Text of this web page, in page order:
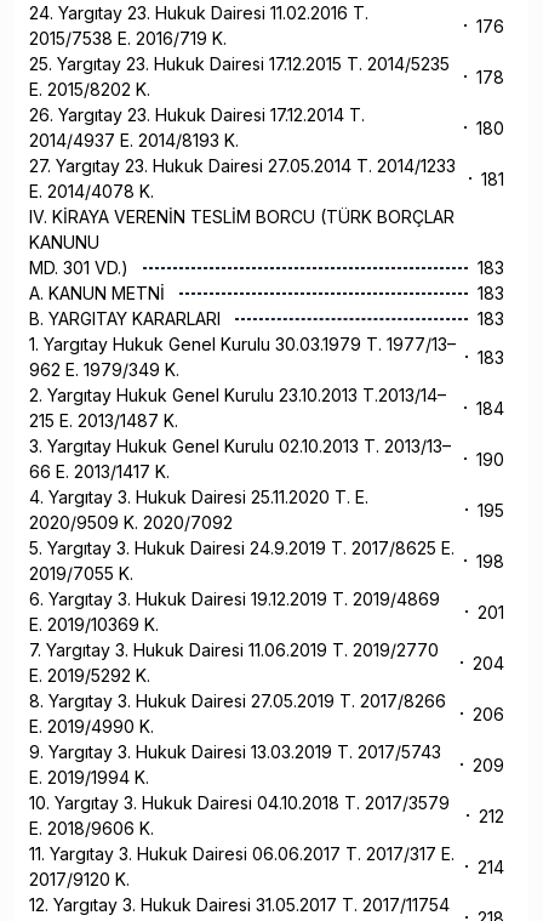
24. Yargıtay 23. Hukuk Dairesi 11.02.2016 T.
2015/7538 E. 2016/719 K.
176
25. Yargıtay 23. Hukuk Dairesi 17.12.2015 T. 2014/5235
E. 2015/8202 K.
178
26. Yargıtay 23. Hukuk Dairesi 17.12.2014 T.
2014/4937 E. 2014/8193 K.
180
27. Yargıtay 23. Hukuk Dairesi 27.05.2014 T. 2014/1233
E. 2014/4078 K.
181
IV. KİRAYA VERENİN TESLİM BORCU (TÜRK BORÇLAR
KANUNU
MD. 301 VD.)
183
A. KANUN METNİ
183
B. YARGITAY KARARLARI
183
1. Yargıtay Hukuk Genel Kurulu 30.03.1979 T. 1977/13–
962 E. 1979/349 K.
183
2. Yargıtay Hukuk Genel Kurulu 23.10.2013 T.2013/14–
215 E. 2013/1487 K.
184
3. Yargıtay Hukuk Genel Kurulu 02.10.2013 T. 2013/13–
66 E. 2013/1417 K.
190
4. Yargıtay 3. Hukuk Dairesi 25.11.2020 T. E.
2020/9509 K. 2020/7092
195
5. Yargıtay 3. Hukuk Dairesi 24.9.2019 T. 2017/8625 E.
2019/7055 K.
198
6. Yargıtay 3. Hukuk Dairesi 19.12.2019 T. 2019/4869
E. 2019/10369 K.
201
7. Yargıtay 3. Hukuk Dairesi 11.06.2019 T. 2019/2770
E. 2019/5292 K.
204
8. Yargıtay 3. Hukuk Dairesi 27.05.2019 T. 2017/8266
E. 2019/4990 K.
206
9. Yargıtay 3. Hukuk Dairesi 13.03.2019 T. 2017/5743
E. 2019/1994 K.
209
10. Yargıtay 3. Hukuk Dairesi 04.10.2018 T. 2017/3579
E. 2018/9606 K.
212
11. Yargıtay 3. Hukuk Dairesi 06.06.2017 T. 2017/317 E.
2017/9120 K.
214
12. Yargıtay 3. Hukuk Dairesi 31.05.2017 T. 2017/11754